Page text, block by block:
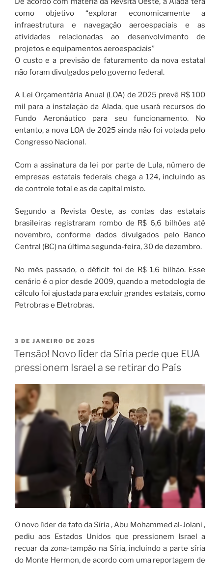
como objetivo “explorar economicamente a
infraestrutura e navegação aeroespaciais e as
atividades relacionadas ao desenvolvimento de
projetos e equipamentos aeroespaciais”
O custo e a previsão de faturamento da nova estatal
não foram divulgados pelo governo federal.
A Lei Orçamentária Anual (LOA) de 2025 prevê R$ 100
mil para a instalação da Alada, que usará recursos do
Fundo Aeronáutico para seu funcionamento. No
entanto, a nova LOA de 2025 ainda não foi votada pelo
Congresso Nacional.
Com a assinatura da lei por parte de Lula, número de
empresas estatais federais chega a 124, incluindo as
de controle total e as de capital misto.
Segundo a Revista Oeste, as contas das estatais
brasileiras registraram rombo de R$ 6,6 bilhões até
novembro, conforme dados divulgados pelo Banco
Central (BC) na última segunda-feira, 30 de dezembro.
No mês passado, o déficit foi de R$ 1,6 bilhão. Esse
cenário é o pior desde 2009, quando a metodologia de
cálculo foi ajustada para excluir grandes estatais, como
Petrobras e Eletrobras.
3 DE JANEIRO DE 2025
Tensão! Novo líder da Síria pede que EUA
pressionem Israel a se retirar do País
O novo líder de fato da Síria , Abu Mohammed al-Jolani ,
pediu aos Estados Unidos que pressionem Israel a
recuar da zona-tampão na Síria, incluindo a parte síria
do Monte Hermon, de acordo com uma reportagem de